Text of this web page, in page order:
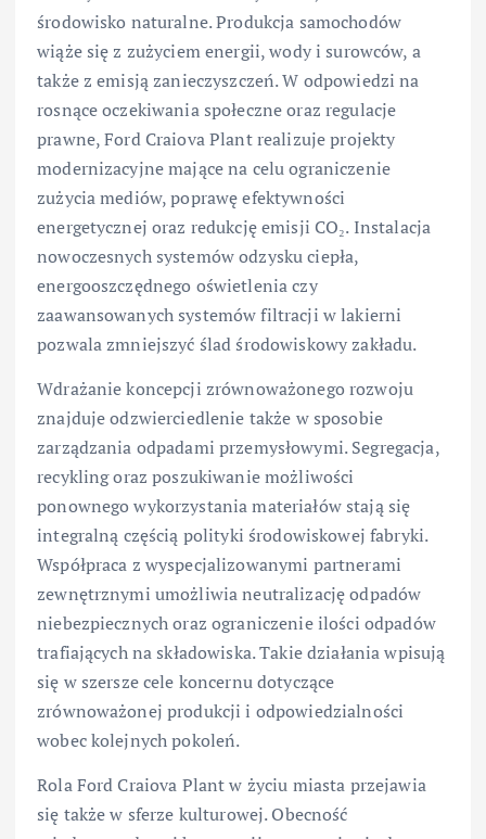
środowisko naturalne. Produkcja samochodów
wiąże się z zużyciem energii, wody i surowców, a
także z emisją zanieczyszczeń. W odpowiedzi na
rosnące oczekiwania społeczne oraz regulacje
prawne, Ford Craiova Plant realizuje projekty
modernizacyjne mające na celu ograniczenie
zużycia mediów, poprawę efektywności
energetycznej oraz redukcję emisji CO₂. Instalacja
nowoczesnych systemów odzysku ciepła,
energooszczędnego oświetlenia czy
zaawansowanych systemów filtracji w lakierni
pozwala zmniejszyć ślad środowiskowy zakładu.
Wdrażanie koncepcji zrównoważonego rozwoju
znajduje odzwierciedlenie także w sposobie
zarządzania odpadami przemysłowymi. Segregacja,
recykling oraz poszukiwanie możliwości
ponownego wykorzystania materiałów stają się
integralną częścią polityki środowiskowej fabryki.
Współpraca z wyspecjalizowanymi partnerami
zewnętrznymi umożliwia neutralizację odpadów
niebezpiecznych oraz ograniczenie ilości odpadów
trafiających na składowiska. Takie działania wpisują
się w szersze cele koncernu dotyczące
zrównoważonej produkcji i odpowiedzialności
wobec kolejnych pokoleń.
Rola Ford Craiova Plant w życiu miasta przejawia
się także w sferze kulturowej. Obecność